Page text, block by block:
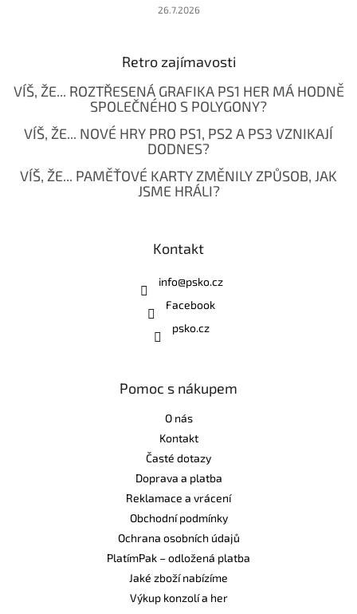
26.7.2026
Retro zajímavosti
VÍŠ, ŽE... ROZTŘESENÁ GRAFIKA PS1 HER MÁ HODNĚ
SPOLEČNÉHO S POLYGONY?
VÍŠ, ŽE... NOVÉ HRY PRO PS1, PS2 A PS3 VZNIKAJÍ
DODNES?
VÍŠ, ŽE... PAMĚŤOVÉ KARTY ZMĚNILY ZPŮSOB, JAK
JSME HRÁLI?
Kontakt
info@psko.cz
Facebook
psko.cz
Pomoc s nákupem
O nás
Kontakt
Časté dotazy
Doprava a platba
Reklamace a vrácení
Obchodní podmínky
Ochrana osobních údajů
PlatímPak – odložená platba
Jaké zboží nabízíme
Výkup konzolí a her